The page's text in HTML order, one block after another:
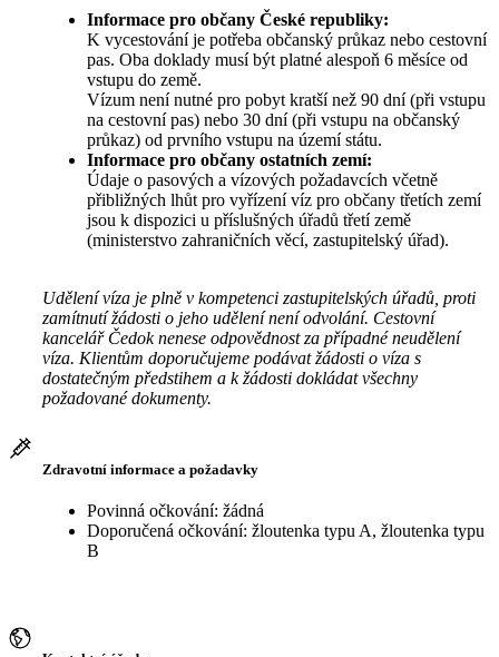
Informace pro občany České republiky:
K vycestování je potřeba občanský průkaz nebo cestovní
pas. Oba doklady musí být platné alespoň 6 měsíce od
vstupu do země.
Vízum není nutné pro pobyt kratší než 90 dní (při vstupu
na cestovní pas) nebo 30 dní (při vstupu na občanský
průkaz) od prvního vstupu na území státu.
Informace pro občany ostatních zemí:
Údaje o pasových a vízových požadavcích včetně
přibližných lhůt pro vyřízení víz pro občany třetích zemí
jsou k dispozici u příslušných úřadů třetí země
(ministerstvo zahraničních věcí, zastupitelský úřad).
Udělení víza je plně v kompetenci zastupitelských úřadů, proti
zamítnutí žádosti o jeho udělení není odvolání. Cestovní
kancelář Čedok nenese odpovědnost za případné neudělení
víza. Klientům doporučujeme podávat žádosti o víza s
dostatečným předstihem a k žádosti dokládat všechny
požadované dokumenty.
Zdravotní informace a požadavky
Povinná očkování: žádná
Doporučená očkování: žloutenka typu A, žloutenka typu
B